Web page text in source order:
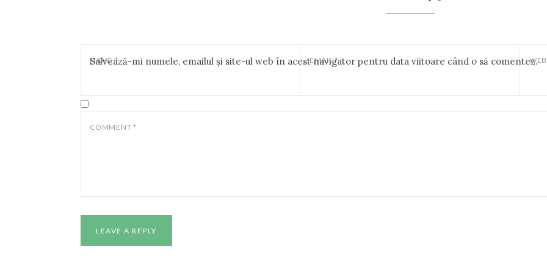
NAME* EMAIL*
Salvează-mi numele, emailul și site-ul web în acest navigator pentru data viitoare când o să comentez.
COMMENT *